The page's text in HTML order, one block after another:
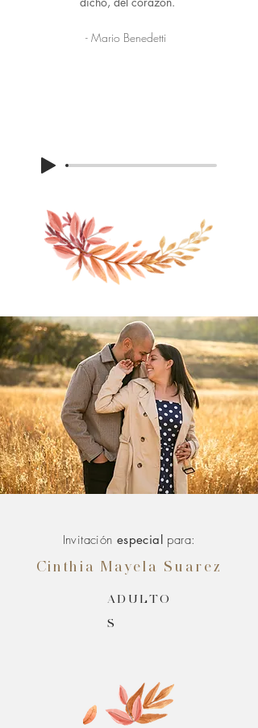
- Mario Benedetti
Invitación especial para:
Cinthia Mayela Suarez
ADULTO
S